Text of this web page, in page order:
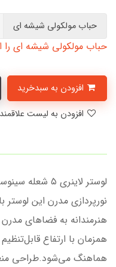
حباب مولکولی شیشه ای
حباب مولکولی شیشه ای را
نورپردازی مدرن این
هنرمندانه به فضاهای
همزمان با ارتفاع